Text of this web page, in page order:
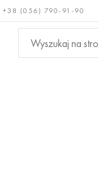
+38 (056) 790-91-90
Metale
nieżelazne